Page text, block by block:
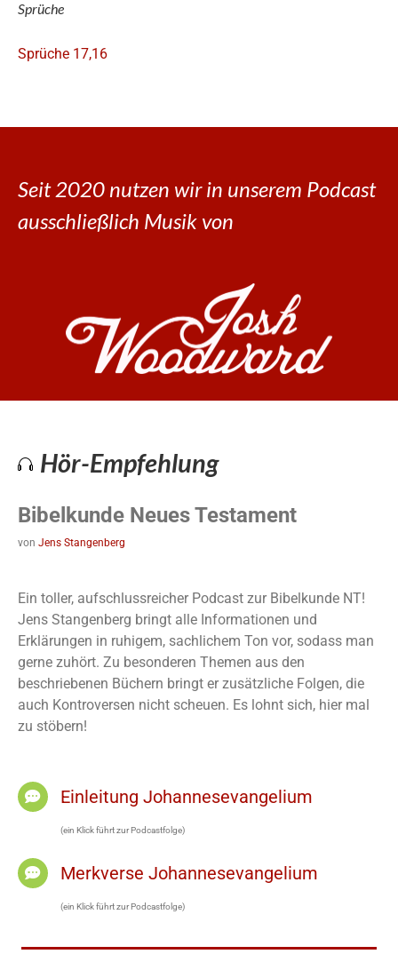
Sprüche
Sprüche 17,16
Seit 2020 nutzen wir in unserem Podcast
ausschließlich Musik von
Hör-Empfehlung
Bibelkunde Neues Testament
von Jens Stangenberg
Ein toller, aufschlussreicher Podcast zur Bibelkunde NT!
Jens Stangenberg bringt alle Informationen und
Erklärungen in ruhigem, sachlichem Ton vor, sodass man
gerne zuhört. Zu besonderen Themen aus den
beschriebenen Büchern bringt er zusätzliche Folgen, die
auch Kontroversen nicht scheuen. Es lohnt sich, hier mal
zu stöbern!
Einleitung Johannesevangelium
(ein Klick führt zur Podcastfolge)
Merkverse Johannesevangelium
(ein Klick führt zur Podcastfolge)